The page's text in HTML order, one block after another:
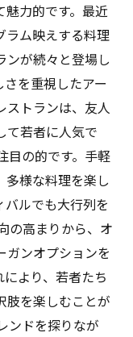
力的です。最近
ラム映えする料理
ンが続々と登場し
を重視したアー
ストランは、友人
て若者に人気で
目の的です。手軽
多様な料理を楽し
ルでも大行列を
の高まりから、オ
ガンオプションを
より、若者たち
肢を楽しむことが
ンドを探りなが